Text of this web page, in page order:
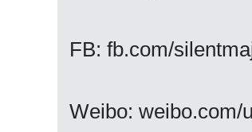
FB: fb.com/
Weibo: weibo.com/